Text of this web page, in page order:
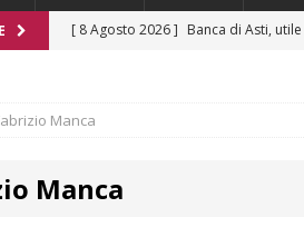
[ 8 Agosto 2026 ] Banca di Asti,
[ 8 Agosto 2026 ]
Modifiche alla
[ 8 Agosto 2026 ]
[ 8 Agosto 2026 ]
Manca
Manca